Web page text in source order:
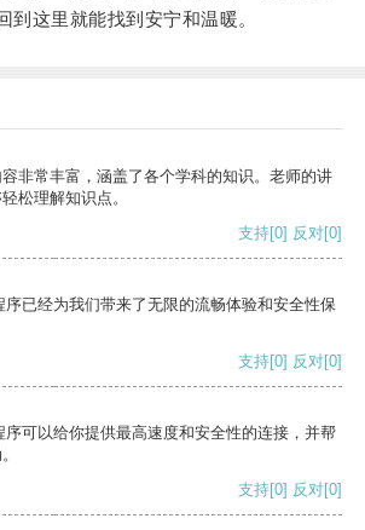
到这里就能找到安宁和温暖。
非常丰富，涵盖了各个学科的知识。老师的讲
松理解知识点。
支持[0] 反对[0]
已经为我们带来了无限的流畅体验和安全性保
支持[0] 反对[0]
可以给你提供最高速度和安全性的连接，并帮
支持[0] 反对[0]